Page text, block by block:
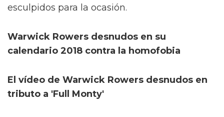
esculpidos para la ocasión.
Warwick Rowers desnudos en su
calendario 2018 contra la homofobia
El vídeo de Warwick Rowers desnudos en
tributo a 'Full Monty'